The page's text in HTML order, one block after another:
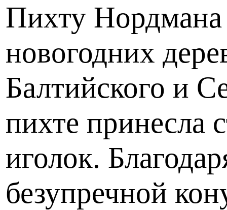
Пихту
новогодних
Балтийского и
пихте принесла
иголок.
безупречной